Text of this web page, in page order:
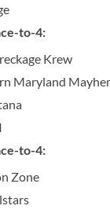
to-4:
Krew
Maryland
to-4:
Zone